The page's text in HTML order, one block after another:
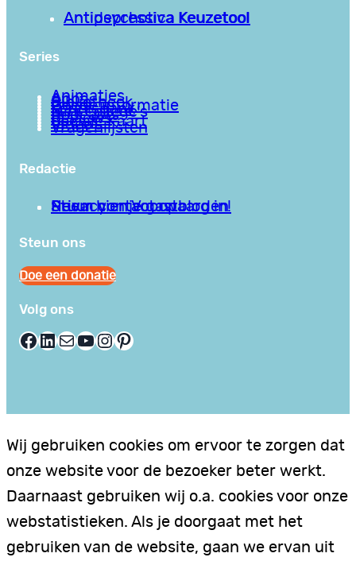
Antipsychotica Keuzetool
Antidepressiva Keuzetool
Series
Animaties
Apps
Bibliotheek
Goede informatie
Kennisbank
Mini college’s
Podcasts
Reviews
Sociale Kaart
Video’s
Vragenlijsten
Redactie
Privacy en Voorwaarden
Stuur hier je gastblog in!
Neem contact op
Steun ons
Doe een donatie
Volg ons
Facebook LinkedIn E-mail YouTube InstagramPinterest
Wij gebruiken cookies om ervoor te zorgen dat
onze website voor de bezoeker beter werkt.
Daarnaast gebruiken wij o.a. cookies voor onze
webstatistieken. Als je doorgaat met het
gebruiken van de website, gaan we ervan uit